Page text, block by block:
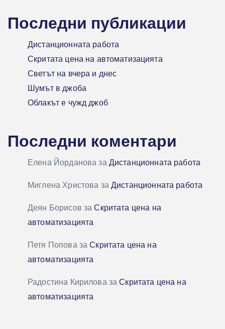
Последни публикации
Дистанционната работа
Скритата цена на автоматизацията
Светът на вчера и днес
Шумът в джоба
Облакът е чужд джоб
Последни коментари
Елена ЙордановазаДистанционната работа
Миглена Христова заДистанционната работа
Деян Борисов заСкритата цена на
автоматизацията
Петя ПоповазаСкритата цена на
автоматизацията
Радостина КириловазаСкритата цена на
автоматизацията